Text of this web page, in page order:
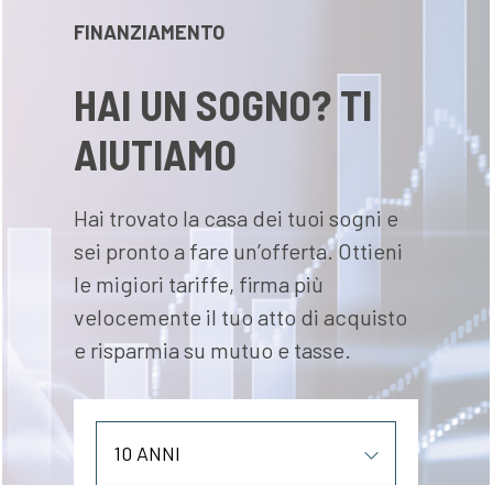
FINANZIAMENTO
HAI UN SOGNO? TI
AIUTIAMO
Hai trovato la casa dei tuoi sogni e
sei pronto a fare un’offerta. Ottieni
le migiori tariffe, firma più
velocemente il tuo atto di acquisto
e risparmia su mutuo e tasse.